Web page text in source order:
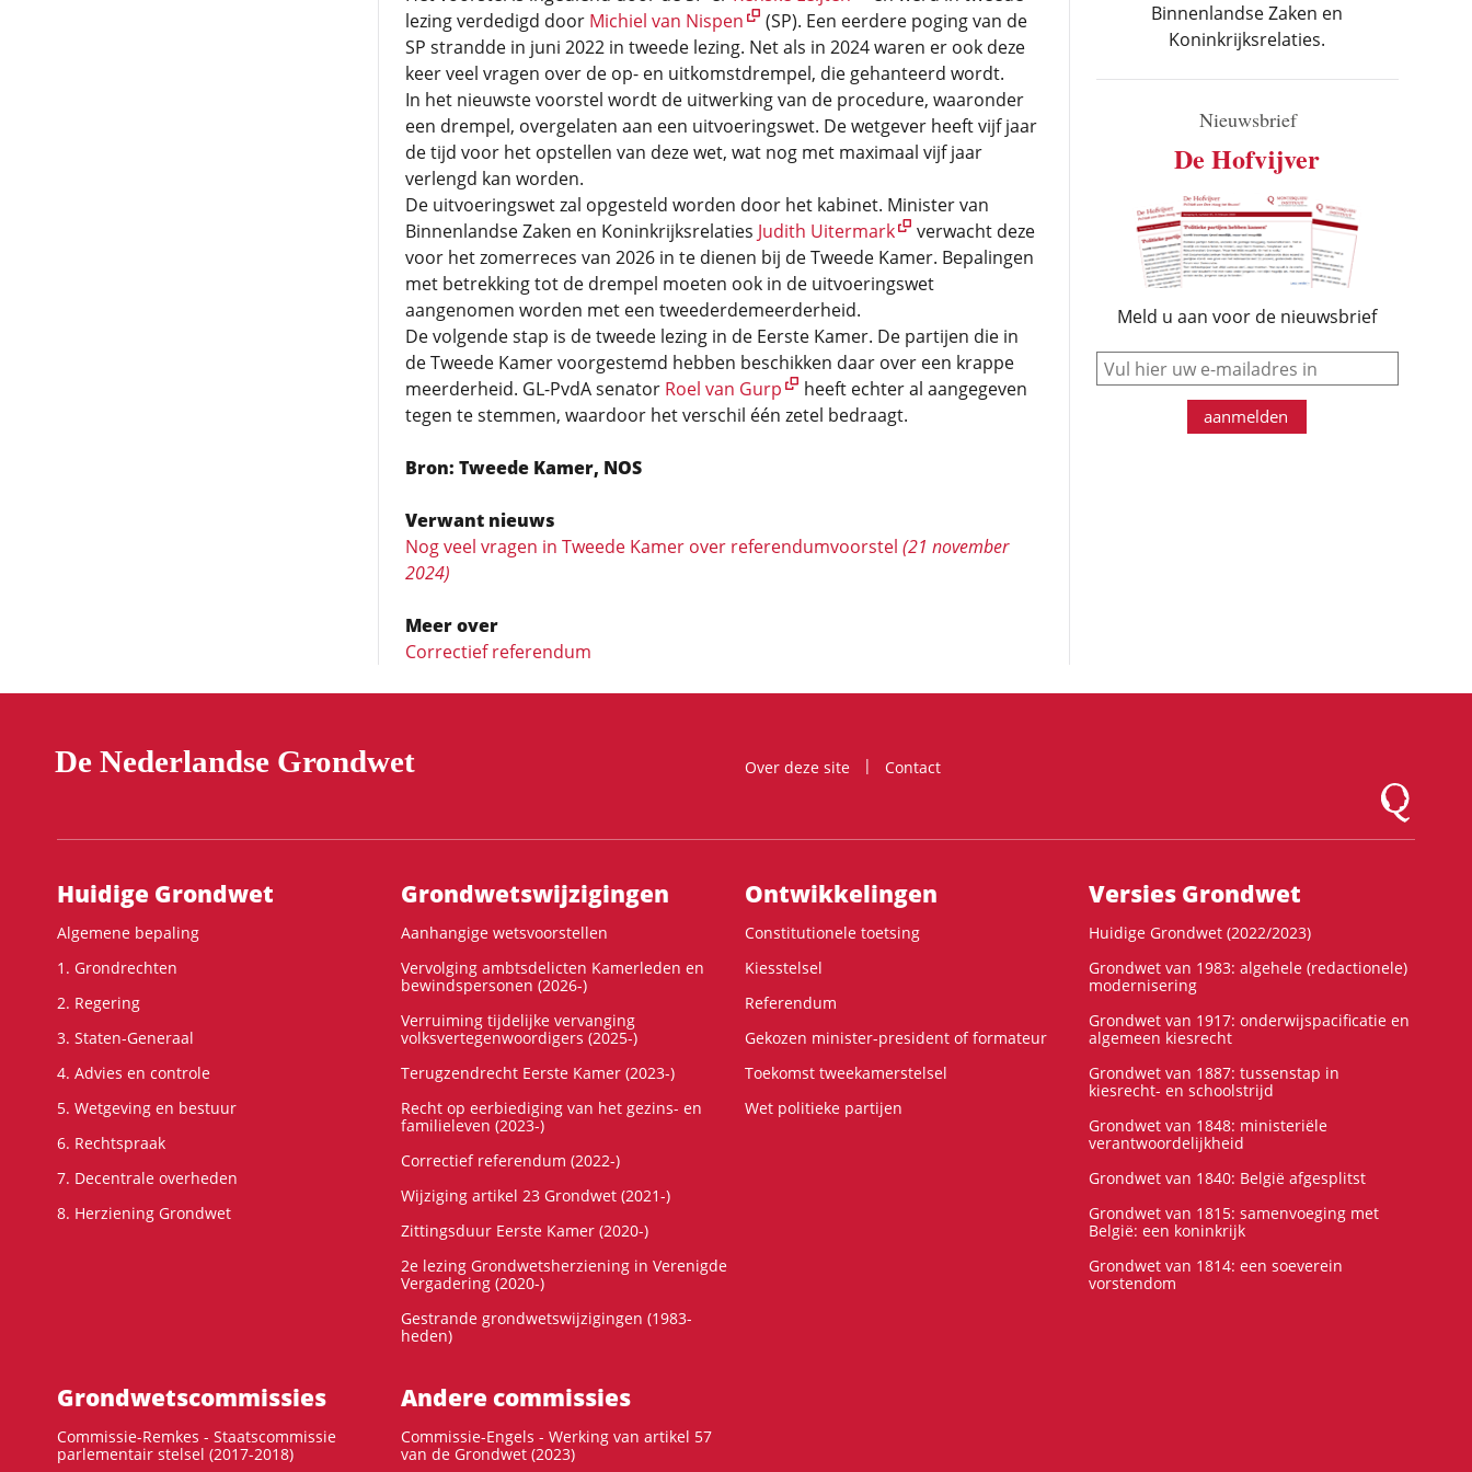
lezing verdedigd door Michiel van Nispen
(SP). Een eerdere poging van de
SP strandde in juni 2022 in tweede lezing. Net als in 2024 waren er ook deze
keer veel vragen over de op- en uitkomstdrempel, die gehanteerd wordt.
In het nieuwste voorstel wordt de uitwerking van de procedure, waaronder
een drempel, overgelaten aan een uitvoeringswet. De wetgever heeft vijf jaar
de tijd voor het opstellen van deze wet, wat nog met maximaal vijf jaar
verlengd kan worden.
De uitvoeringswet zal opgesteld worden door het kabinet. Minister van
Binnenlandse Zaken en Koninkrijksrelaties Judith Uitermark
verwacht deze
voor het zomerreces van 2026 in te dienen bij de Tweede Kamer. Bepalingen
met betrekking tot de drempel moeten ook in de uitvoeringswet
aangenomen worden met een tweederdemeerderheid.
De volgende stap is de tweede lezing in de Eerste Kamer. De partijen die in
de Tweede Kamer voorgestemd hebben beschikken daar over een krappe
meerderheid. GL-PvdA senator Roel van Gurp
heeft echter al aangegeven
tegen te stemmen, waardoor het verschil één zetel bedraagt.
Bron: Tweede Kamer, NOS
Verwant nieuws
Nog veel vragen in Tweede Kamer over referendumvoorstel (21 november
2024)
Meer over
Correctief referendum
Binnenlandse Zaken en
Koninkrijksrelaties.
Nieuwsbrief
De Hofvijver
Meld u aan voor de nieuwsbrief
e-mail
aanmelden
De Nederlandse Grondwet Over deze site
Contact
Logo
Hoofdnavigatie
Huidige Grondwet
Algemene bepaling
1. Grondrechten
2. Regering
3. Staten-Generaal
4. Advies en controle
5. Wetgeving en bestuur
6. Rechtspraak
7. Decentrale overheden
8. Herziening Grondwet
Grondwets­wijzigingen
Aanhangige wetsvoorstellen
Vervolging ambtsdelicten Kamerleden en
bewindspersonen (2026-)
Verruiming tijdelijke vervanging
volksvertegenwoordigers (2025-)
Terugzendrecht Eerste Kamer (2023-)
Recht op eerbiediging van het gezins- en
familieleven (2023-)
Correctief referendum (2022-)
Wijziging artikel 23 Grondwet (2021-)
Zittingsduur Eerste Kamer (2020-)
2e lezing Grondwetsherziening in Verenigde
Vergadering (2020-)
Gestrande grondwetswijzigingen (1983-
heden)
Ontwikke­lingen
Constitutionele toetsing
Kiesstelsel
Referendum
Gekozen minister-president of formateur
Toekomst tweekamerstelsel
Wet politieke partijen
Versies Grondwet
Huidige Grondwet (2022/2023)
Grondwet van 1983: algehele (redactionele)
modernisering
Grondwet van 1917: onderwijspacificatie en
algemeen kiesrecht
Grondwet van 1887: tussenstap in
kiesrecht- en schoolstrijd
Grondwet van 1848: ministeriële
verantwoordelijkheid
Grondwet van 1840: België afgesplitst
Grondwet van 1815: samenvoeging met
België: een koninkrijk
Grondwet van 1814: een soeverein
vorstendom
Grondwets­commissies
Commissie-Remkes - Staatscommissie
parlementair stelsel (2017-2018)
Andere commissies
Commissie-Engels - Werking van artikel 57
van de Grondwet (2023)